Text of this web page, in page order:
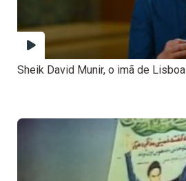
Sheik David Munir, o imã de Lisboa